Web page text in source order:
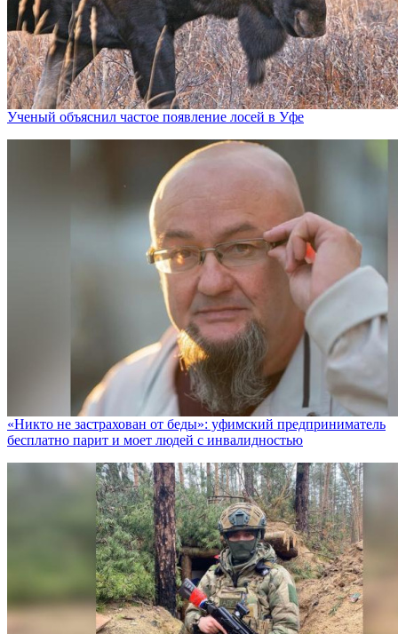
Ученый объяснил частое появление лосей в Уфе
«Никто не заcтрахован от беды»: уфимский предприниматель
бесплатно парит и моет людей с инвалидностью